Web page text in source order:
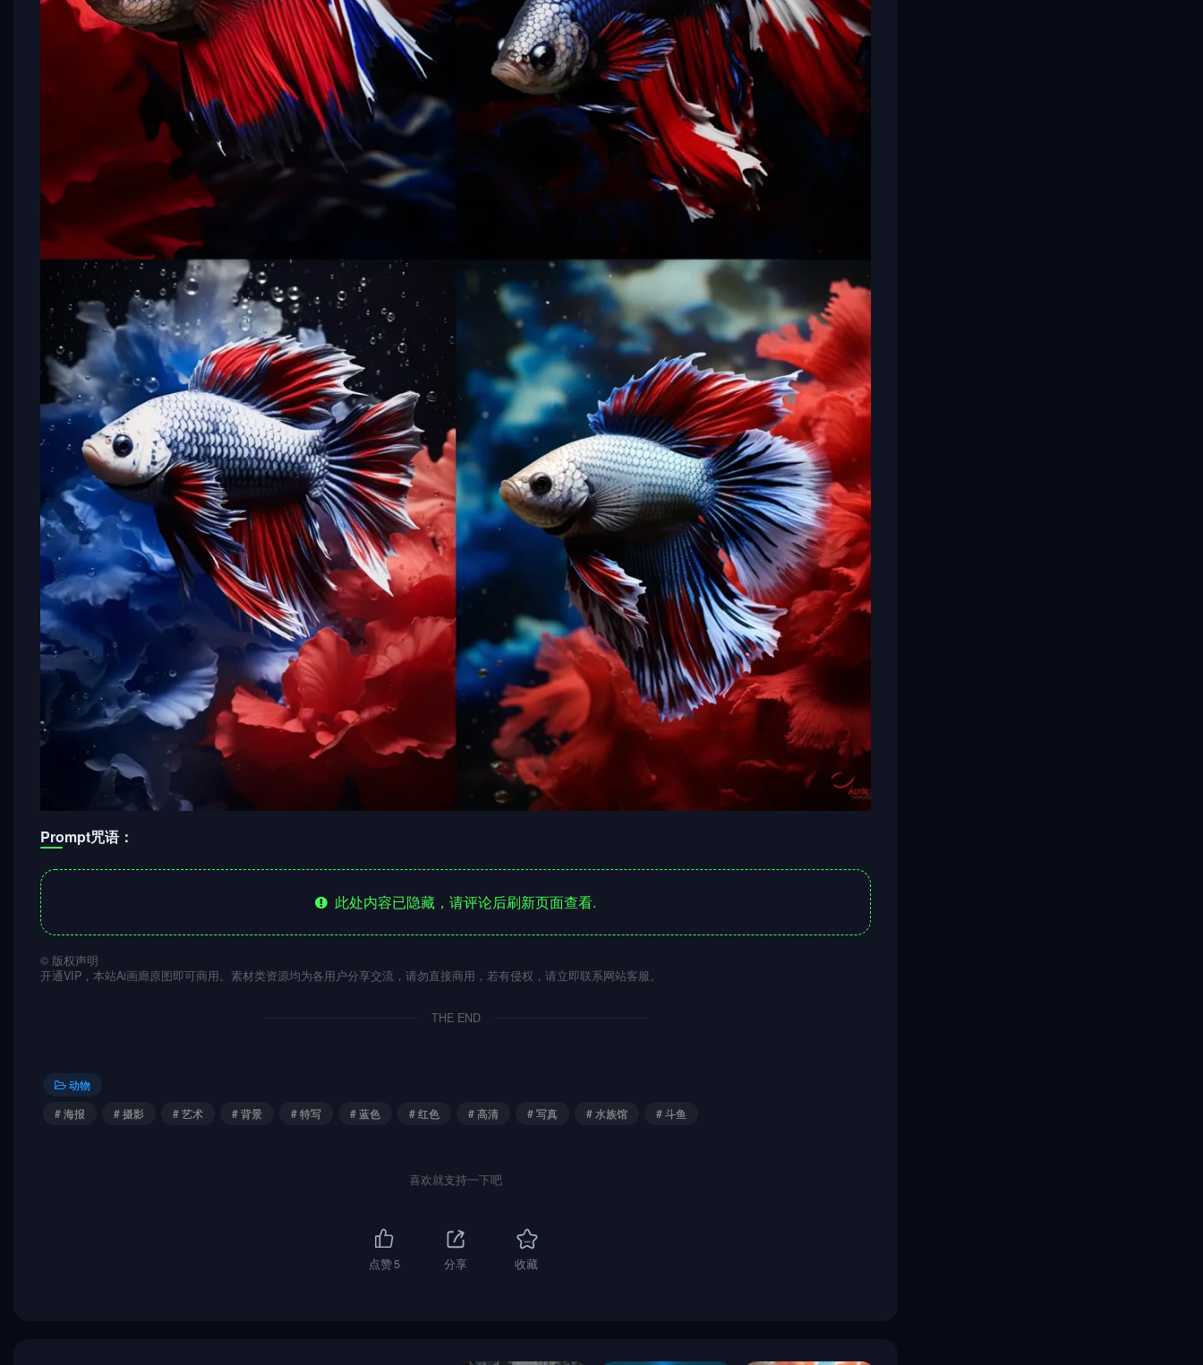
Prompt咒语：
此处内容已隐藏，请评论后刷新页面查看.
© 版权声明
开通VIP，本站Ai画廊原图即可商用。素材类资源均为各用户分享交流，请勿直接商用，若有侵权，请立即联系网站客服。
THE END
动物
# 海报
# 摄影 # 艺术 # 背景 # 特写 # 蓝色 # 红色 # 高清 # 写真 # 水族馆 # 斗鱼
喜欢就支持一下吧
点赞5 分享 收藏